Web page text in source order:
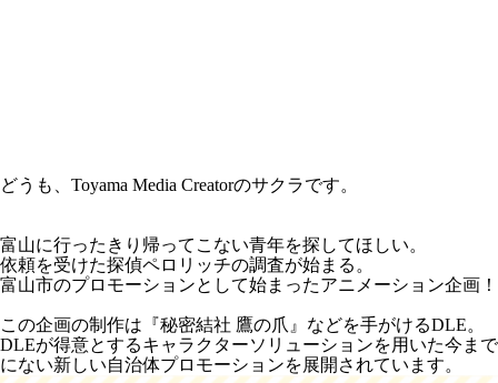
どうも、Toyama Media Creatorのサクラです。
富山に行ったきり帰ってこない青年を探してほしい。
依頼を受けた探偵ペロリッチの調査が始まる。
富山市のプロモーションとして始まったアニメーション企画！
この企画の制作は『秘密結社 鷹の爪』などを手がけるDLE。
DLEが得意とするキャラクターソリューションを用いた今まで
にない新しい自治体プロモーションを展開されています。